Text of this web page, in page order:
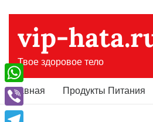
содержимому
vip-
Твое здоровое тело
Главная Продукты Питания
WhatsApp
Viber